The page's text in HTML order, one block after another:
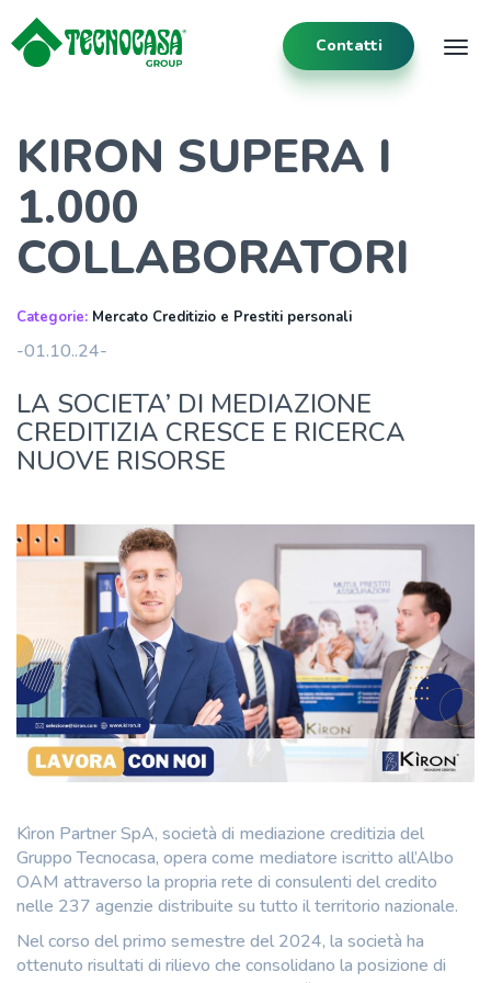
Contatti
KIRON SUPERA I
1.000
COLLABORATORI
Categorie: Mercato Creditizio e Prestiti personali
-01.10..24-
LA SOCIETA’ DI MEDIAZIONE
CREDITIZIA CRESCE E RICERCA
NUOVE RISORSE
Kìron Partner SpA, società di mediazione creditizia del
Gruppo Tecnocasa, opera come mediatore iscritto all’Albo
OAM attraverso la propria rete di consulenti del credito
nelle 237 agenzie distribuite su tutto il territorio nazionale.
Nel corso del primo semestre del 2024, la società ha
ottenuto risultati di rilievo che consolidano la posizione di